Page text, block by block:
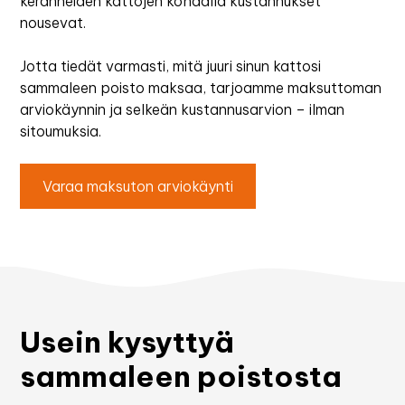
nousevat.
Jotta tiedät varmasti, mitä juuri sinun kattosi
sammaleen poisto maksaa, tarjoamme maksuttoman
arviokäynnin ja selkeän kustannusarvion – ilman
sitoumuksia.
Varaa maksuton arviokäynti
Usein kysyttyä
sammaleen poistosta